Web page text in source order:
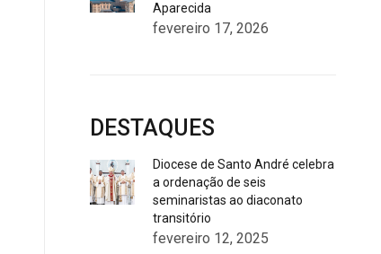
Aparecida
fevereiro 17, 2026
DESTAQUES
Diocese de Santo André celebra
a ordenação de seis
seminaristas ao diaconato
transitório
fevereiro 12, 2025